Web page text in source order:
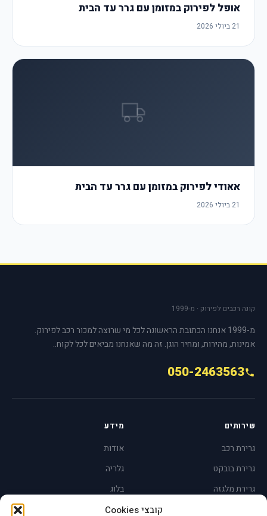
קובצי Cookies
אופל לפירוק במזומן עם גרר עד הבית
21 ביולי 2026
אאודי לפירוק במזומן עם גרר עד הבית
21 ביולי 2026
קונה רכבים לפירוק · מ-1999
מ-1999 אנחנו הכתובת הראשונה לכל מי שרוצה למכור רכב לפירוק.
אמינות, מהירות, ומחיר הוגן. זה מה שאנחנו מביאים לכל לקוח..
050-2463563
שירותים
גרירת רכב
גרירת בובקט
גרירת מלגזה
מידע
אודות
גלריה
בלוג
יצירת קשר